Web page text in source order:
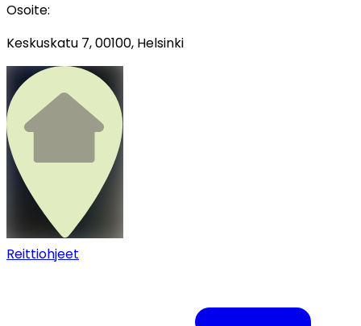
Osoite:
Keskuskatu 7, 00100, Helsinki
Reittiohjeet